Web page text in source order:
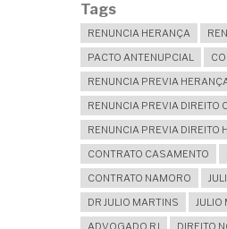
Tags
RENUNCIA HERANÇA
PACTO ANTENUPCIAL
RENUNCIA PREVIA
RENUNCIA PREVIA DIREITO
RENUNCIA PREVIA DIREITO
CONTRATO CASAMENTO
CONTRATO NAMORO
DR JULIO MARTINS
JULIO